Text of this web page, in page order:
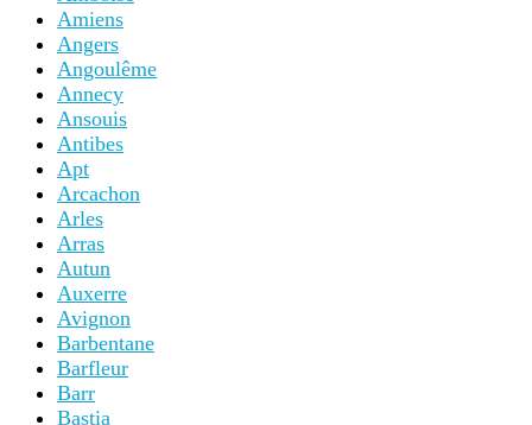
Amiens
Angers
Angoulême
Annecy
Ansouis
Antibes
Apt
Arcachon
Arles
Arras
Autun
Auxerre
Avignon
Barbentane
Barfleur
Barr
Bastia